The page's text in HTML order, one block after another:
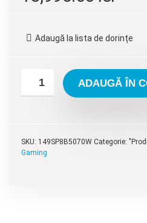
a
fost:
este:
Adaugă la lista de dorințe
ADAUGĂ ÎN
SKU: 149SP8B5070W Categorie:
Gaming